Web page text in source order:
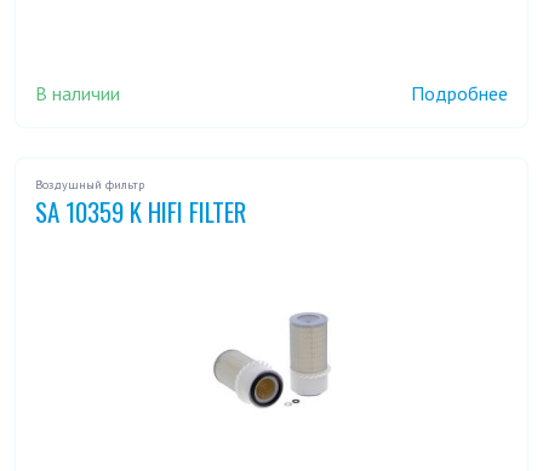
В наличии Подробнее
Воздушный фильтр
SA 10359 K HIFI FILTER